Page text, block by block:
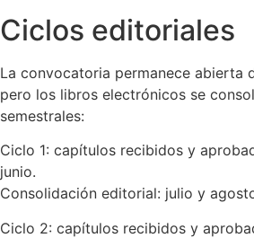
Ciclos editoriales
La convocatoria permanece abierta
pero los libros electrónicos se
semestrales:
Ciclo 1: capítulos recibidos y
junio.
Consolidación editorial: julio y
Ciclo 2: capítulos recibidos y